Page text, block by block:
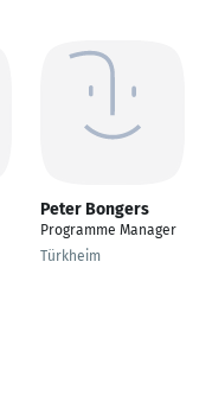
Peter Bongers
Programme Manager
Türkheim